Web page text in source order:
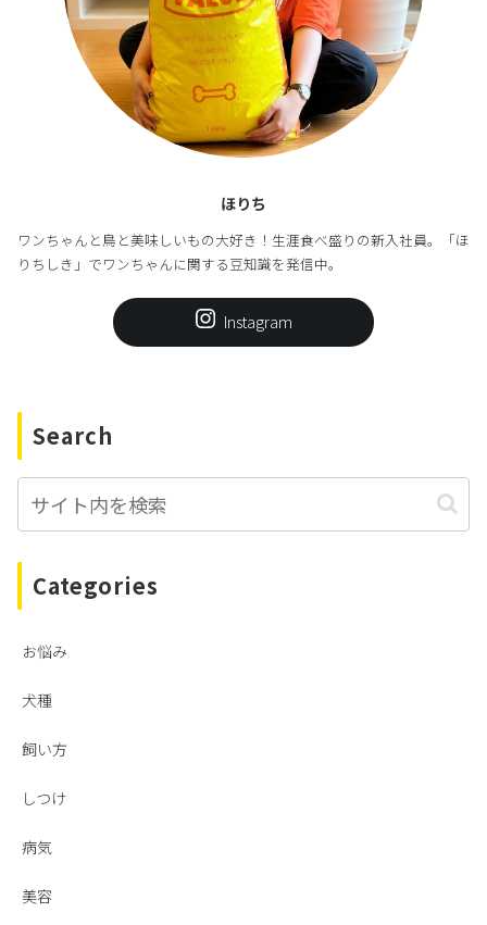
ほりち
ワンちゃんと鳥と美味しいもの大好き！生涯食べ盛りの新入社員。「ほ
りちしき」でワンちゃんに関する豆知識を発信中。
Instagram
Search
Categories
お悩み
犬種
飼い方
しつけ
病気
美容